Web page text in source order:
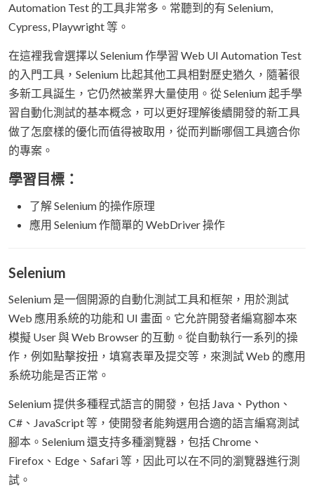
Automation Test 的工具非常多。常聽到的有 Selenium,
Cypress, Playwright 等。
在這裡我會選擇以 Selenium 作學習 Web UI Automation Test
的入門工具，Selenium 比起其他工具相對歷史猶久，隨著很
多新工具誕生，它仍然被業界大量使用。從 Selenium 起手學
習自動化測試的基本概念，可以更好理解後續開發的新工具
做了怎麼樣的優化而值得被取用，從而判斷哪個工具適合你
的專案。
學習目標：
了解 Selenium 的操作原理
應用 Selenium 作簡單的 WebDriver 操作
Selenium
Selenium 是一個開源的自動化測試工具和框架，用於測試
Web 應用系統的功能和 UI 畫面。它允許開發者編寫腳本來
模擬 User 與 Web Browser 的互動。從自動執行一系列的操
作，例如點擊按扭，填寫表單及提交等，來測試 Web 的應用
系統功能是否正常。
Selenium 提供多種程式語言的開發，包括 Java、Python、
C#、JavaScript 等，使開發者能夠選用合適的語言編寫測試
腳本。Selenium 還支持多種瀏覽器，包括 Chrome、
Firefox、Edge、Safari 等，因此可以在不同的瀏覽器進行測
試。